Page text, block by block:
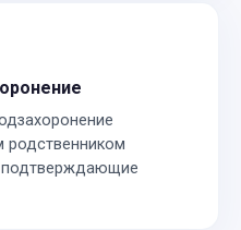
родственником
подтверждающие